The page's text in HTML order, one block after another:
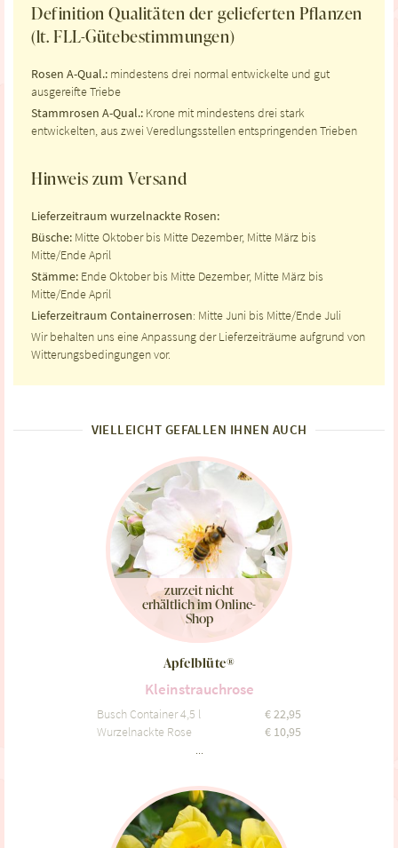
Definition Qualitäten der gelieferten Pflanzen
(lt. FLL-Gütebestimmungen)
Rosen A-Qual.: mindestens drei normal entwickelte und gut
ausgereifte Triebe
Stammrosen A-Qual.: Krone mit mindestens drei stark
entwickelten, aus zwei Veredlungsstellen entspringenden Trieben
Hinweis zum Versand
Lieferzeitraum wurzelnackte Rosen:
Büsche: Mitte Oktober bis Mitte Dezember, Mitte März bis
Mitte/Ende April
Stämme: Ende Oktober bis Mitte Dezember, Mitte März bis
Mitte/Ende April
Lieferzeitraum Containerrosen: Mitte Juni bis Mitte/Ende Juli
Wir behalten uns eine Anpassung der Lieferzeiträume aufgrund von
Witterungsbedingungen vor.
VIELLEICHT GEFALLEN IHNEN AUCH
zurzeit nicht
erhältlich im Online-
Shop
Apfelblüte®
Kleinstrauchrose
Busch Container 4,5 l €22,95
Wurzelnackte Rose
€ 10,95
...